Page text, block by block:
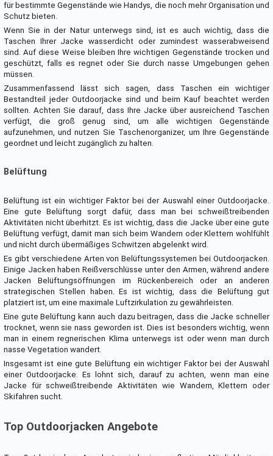
für bestimmte Gegenstände wie Handys, die noch mehr Organisation und
Schutz bieten.
Wenn Sie in der Natur unterwegs sind, ist es auch wichtig, dass die
Taschen Ihrer Jacke wasserdicht oder zumindest wasserabweisend
sind. Auf diese Weise bleiben Ihre wichtigen Gegenstände trocken und
geschützt, falls es regnet oder Sie durch nasse Umgebungen gehen
müssen.
Zusammenfassend lässt sich sagen, dass Taschen ein wichtiger
Bestandteil jeder Outdoorjacke sind und beim Kauf beachtet werden
sollten. Achten Sie darauf, dass Ihre Jacke über ausreichend Taschen
verfügt, die groß genug sind, um alle wichtigen Gegenstände
aufzunehmen, und nutzen Sie Taschenorganizer, um Ihre Gegenstände
geordnet und leicht zugänglich zu halten.
Belüftung
Belüftung ist ein wichtiger Faktor bei der Auswahl einer Outdoorjacke.
Eine gute Belüftung sorgt dafür, dass man bei schweißtreibenden
Aktivitäten nicht überhitzt. Es ist wichtig, dass die Jacke über eine gute
Belüftung verfügt, damit man sich beim Wandern oder Klettern wohlfühlt
und nicht durch übermäßiges Schwitzen abgelenkt wird.
Es gibt verschiedene Arten von Belüftungssystemen bei Outdoorjacken.
Einige Jacken haben Reißverschlüsse unter den Armen, während andere
Jacken Belüftungsöffnungen im Rückenbereich oder an anderen
strategischen Stellen haben. Es ist wichtig, dass die Belüftung gut
platziert ist, um eine maximale Luftzirkulation zu gewährleisten.
Eine gute Belüftung kann auch dazu beitragen, dass die Jacke schneller
trocknet, wenn sie nass geworden ist. Dies ist besonders wichtig, wenn
man in einem regnerischen Klima unterwegs ist oder wenn man durch
nasse Vegetation wandert.
Insgesamt ist eine gute Belüftung ein wichtiger Faktor bei der Auswahl
einer Outdoorjacke. Es lohnt sich, darauf zu achten, wenn man eine
Jacke für schweißtreibende Aktivitäten wie Wandern, Klettern oder
Skifahren sucht.
Top Outdoorjacken Angebote